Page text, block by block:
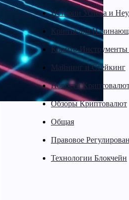
Истории Успеха и
Крипта для
Крипто-
Майнинг и Стейкинг
Новости
Обзоры Криптовалют
Общая
Правовое
Технологии Блокчейн